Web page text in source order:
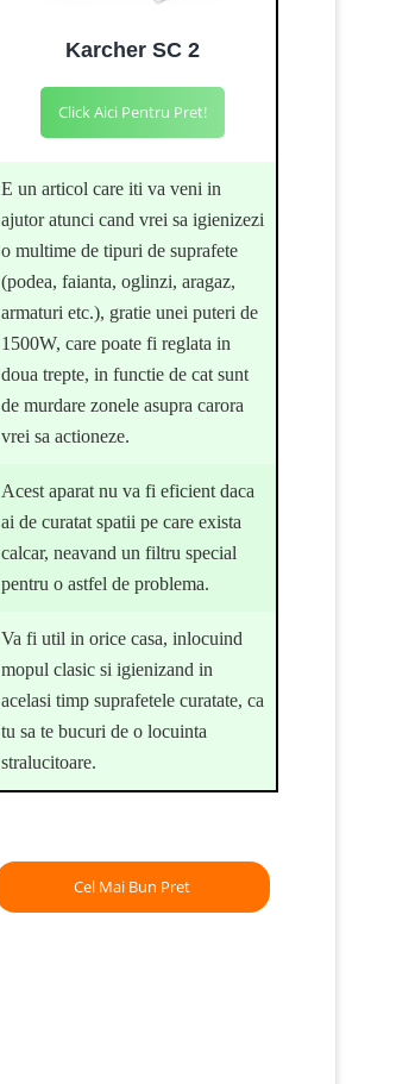
Karcher SC 2
Click Aici Pentru Pret!
E un articol care iti va veni in
ajutor atunci cand vrei sa igienizezi
o multime de tipuri de suprafete
(podea, faianta, oglinzi, aragaz,
armaturi etc.), gratie unei puteri de
1500W, care poate fi reglata in
doua trepte, in functie de cat sunt
de murdare zonele asupra carora
vrei sa actioneze.
Acest aparat nu va fi eficient daca
ai de curatat spatii pe care exista
calcar, neavand un filtru special
pentru o astfel de problema.
Va fi util in orice casa, inlocuind
mopul clasic si igienizand in
acelasi timp suprafetele curatate, ca
tu sa te bucuri de o locuinta
stralucitoare.
Cel Mai Bun Pret